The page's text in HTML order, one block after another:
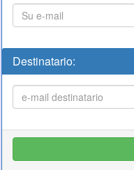
Destinatario: